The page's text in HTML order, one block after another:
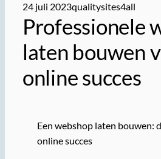
24 juli 2023qualitysites4all
Professionele
laten bouwen
online succes
Een webshop laten bouwen:
online succes